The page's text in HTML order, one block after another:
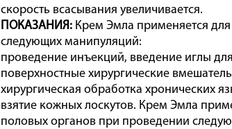
скорость всасывания увеличивается.
ПОКАЗАНИЯ: Крем Эмла применяется
следующих манипуляций:
проведение инъекций, введение иглы
поверхностные хирургические
хирургическая обработка хронических
взятие кожных лоскутов. Крем Эмла
половых органов при проведении